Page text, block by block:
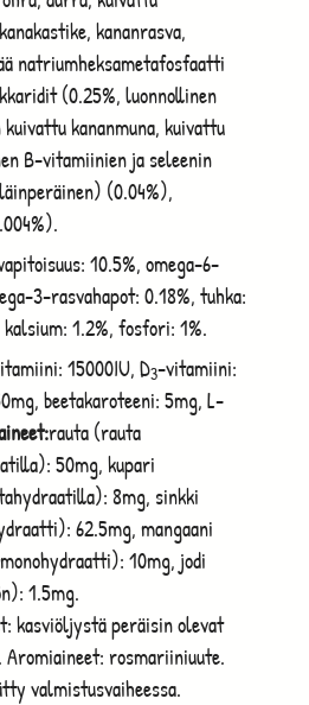
kananrasva,
natriumheksametafosfaatti
(0.25%, luonnollinen
kananmuna, kuivattu
B-vitamiinien ja seleenin
(0.04%),
10.5%, omega-6-
3-rasvahapot: 0.18%, tuhka:
1.2%, fosfori: 1%.
15000IU, D3-vitamiini:
beetakaroteeni: 5mg, L-
rauta (rauta
50mg, kupari
8mg, sinkki
62.5mg, mangaani
10mg, jodi
1.5mg.
kasviöljystä peräisin olevat
rosmariiniuute.
valmistusvaiheessa.